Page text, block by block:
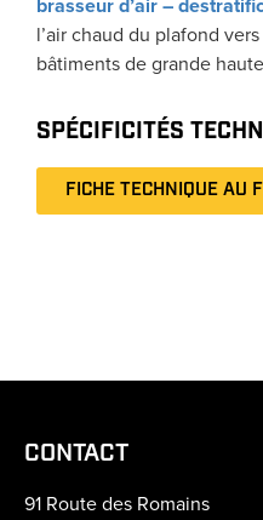
brasseur d’air –
l’air chaud du plafond
bâtiments de grande
SPÉCIFICITÉS
FICHE TECHNIQUE AU
CONTACT
91 Route des Romains